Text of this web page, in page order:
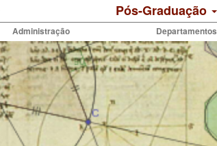
Pós-Graduação
Administração Departamentos